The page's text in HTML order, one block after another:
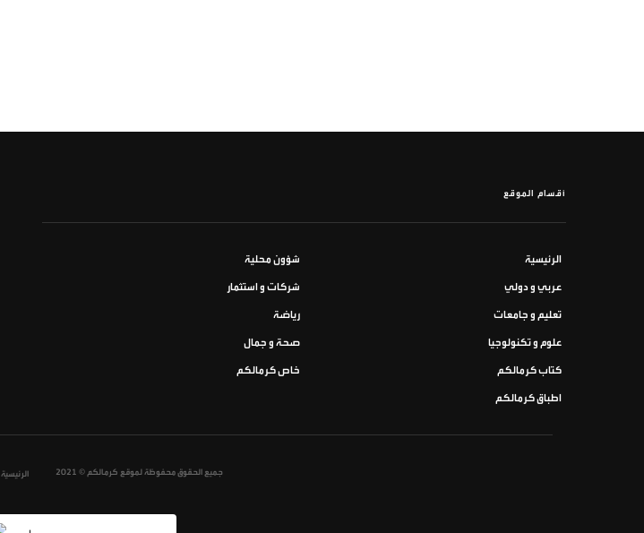
أقسام الموقع
الرئيسية شؤون محلية
عربي و دولي شركات و استثمار
تعليم و جامعات رياضة
علوم و تكنولوجيا صحة و جمال
كتاب كرمالكم خاص كرمالكم
اطباق كرمالكم
جميع الحقوق محفوظة لموقع كرمالكم © 2021 الرئيسية